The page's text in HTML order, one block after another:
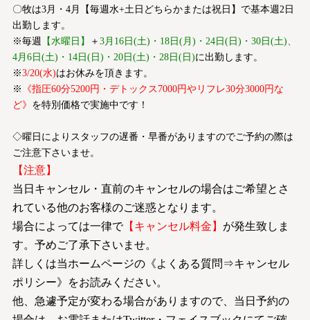
〇牧は3月・4月【毎週水+土日どちらかまたは祝日】で基本週2日
出勤します。
※毎週
【水曜日】 ＋ 3月16日(土)・18日(月)・24日(日)・30日(土)、
4月6日(土)・14日(日)・20日(土)・28日(日)に出勤します。
※3/20(水)はお休みを頂きます。
※
《指圧60分5200円・デトックス7000円やリフレ30分3000円な
ど》 を特別価格で実施中です！
◇曜日によりスタッフの遅番・早番がありますのでご予約の際は
ご注意下さいませ。
【注意】
当日キャンセル・直前のキャンセルの場合はご希望とさ
れている他のお客様のご迷惑となります。
場合によっては一律で【キャンセル料金】 が発生致しま
す。予めご了承下さいませ。
詳しくは当ホームページの《よくある質問⇒キャンセル
ポリシー》をお読みください。
他、急遽予定が変わる場合がありますので、当日予約の